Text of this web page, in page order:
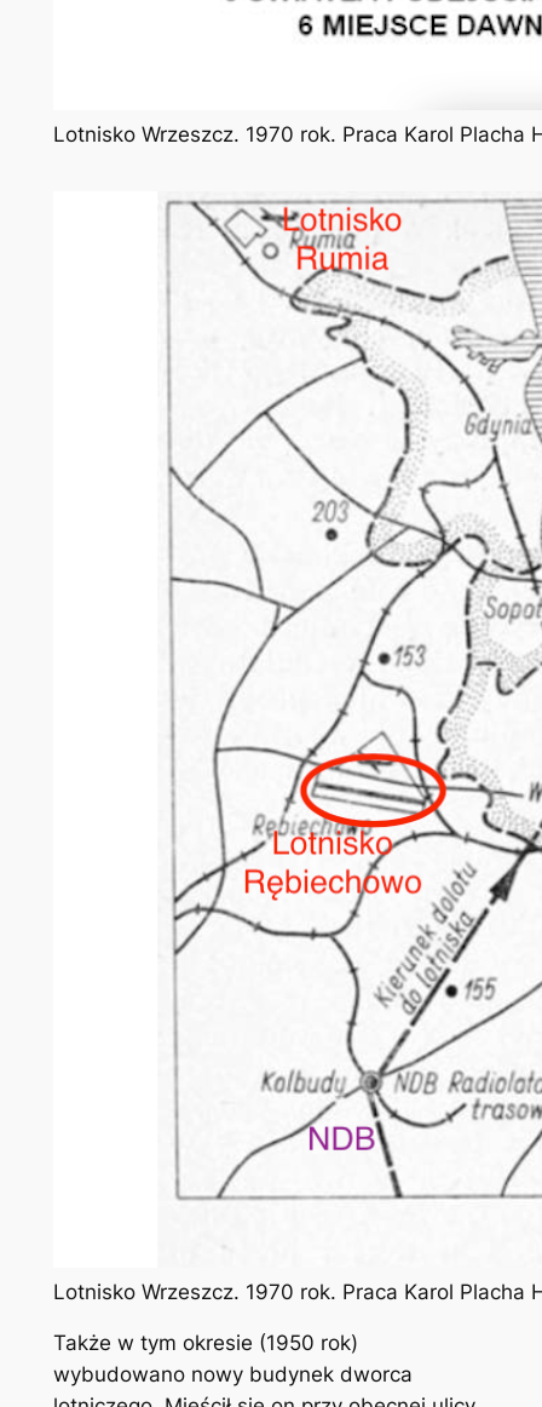
Lotnisko Wrzeszcz. 1970 rok. Praca Karol Placha
Lotnisko Wrzeszcz. 1970 rok. Praca Karol Placha
Także w tym okresie (1950 rok)
wybudowano nowy budynek dworca